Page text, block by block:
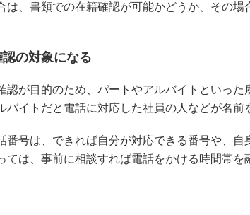
は、書類での在籍確認が可能かどうか、その
の対象になる
認が目的のため、パートやアルバイトといっ
バイトだと電話に対応した社員の人などが名前
番号は、できれば自分が対応できる番号や、
ては、事前に相談すれば電話をかける時間帯